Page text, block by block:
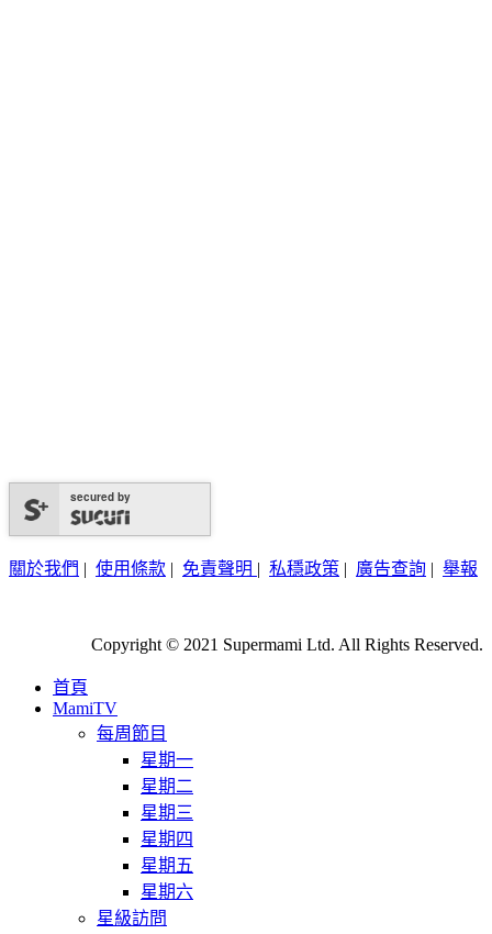
secured by
關於我們 | 使用條款 | 免責聲明 | 私穩政策 | 廣告查詢 | 舉報
Copyright © 2021 Supermami Ltd. All Rights Reserved.
首頁
MamiTV
每周節目
星期一
星期二
星期三
星期四
星期五
星期六
星級訪問